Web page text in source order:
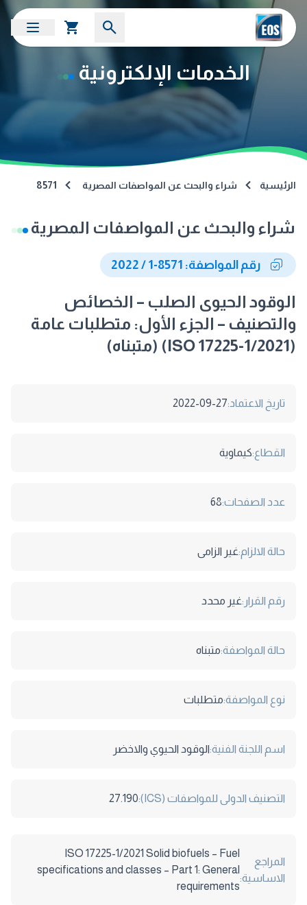
الخدمات الإلكترونية
الرئيسية شراء والبحث عن المواصفات المصرية 8571
شراء والبحث عن المواصفات المصرية
رقم المواصفة: 8571-1 / 2022
الوقود الحيوى الصلب – الخصائص
والتصنيف – الجزء الأول: متطلبات عامة
(ISO 17225-1/2021) (متبناه)
تاريخ الاعتماد:2022-09-27
القطاع:كيماوية
عدد الصفحات:68
حالة الالزام:غير الزامى
رقم القرار:غير محدد
حالة المواصفة:متبناه
نوع المواصفة:متطلبات
اسم اللجنة الفنية:الوقود الحيوي والاخضر
التصنيف الدولى للمواصفات (ICS): 27.190
المراجع
الاساسية:
ISO 17225-1/2021 Solid biofuels – Fuel
specifications and classes – Part 1: General
requirements